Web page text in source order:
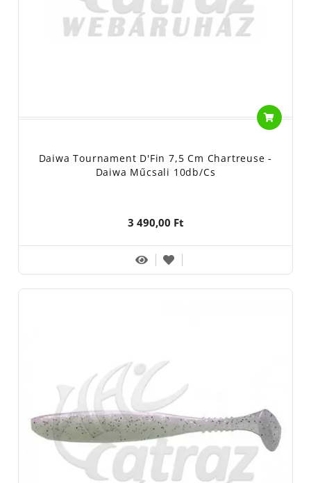
Daiwa Tournament D'Fin 7,5 Cm Chartreuse -
Daiwa Műcsali 10db/cs
3 490,00 Ft